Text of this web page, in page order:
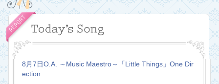
8月7日O.A. ～Music Maestro～「Little Things」One Dir
ection